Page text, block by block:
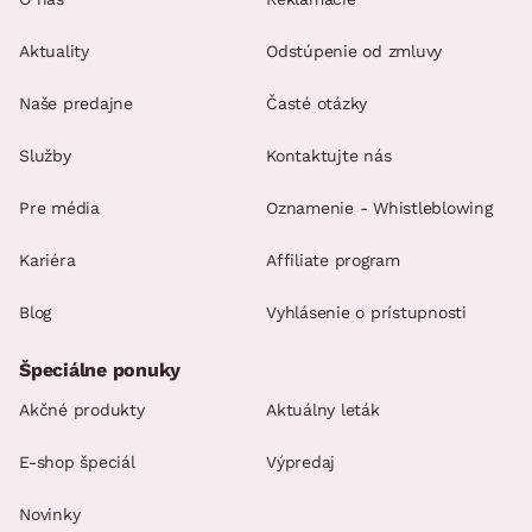
Aktuality
Naše predajne
Služby
Pre média
Kariéra
Blog
Odstúpenie od zmluvy
Časté otázky
Kontaktujte nás
Oznamenie - Whistleblowing
Affiliate program
Vyhlásenie o prístupnosti
Špeciálne ponuky
Akčné produkty Aktuálny leták
E-shop špeciál Výpredaj
Novinky